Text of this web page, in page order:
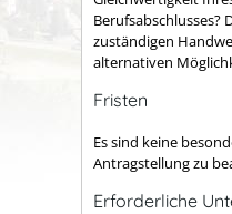
Berufsabschlusses?
zuständigen
alternativen
Fristen
Es sind keine
Antragstellung zu
Erforderliche